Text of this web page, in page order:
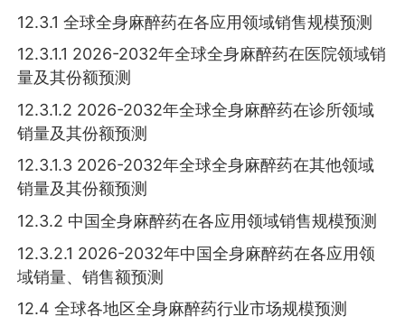
12.3.1 全球全身麻醉药在各应用领域销售规模预测
12.3.1.1 2026-2032年全球全身麻醉药在医院领域销
量及其份额预测
12.3.1.2 2026-2032年全球全身麻醉药在诊所领域
销量及其份额预测
12.3.1.3 2026-2032年全球全身麻醉药在其他领域
销量及其份额预测
12.3.2 中国全身麻醉药在各应用领域销售规模预测
12.3.2.1 2026-2032年中国全身麻醉药在各应用领
域销量、销售额预测
12.4 全球各地区全身麻醉药行业市场规模预测